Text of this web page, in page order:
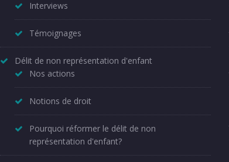
Interviews
Témoignages
Délit de non représentation d'enfant
Nos actions
Notions de droit
Pourquoi réformer le délit de non
représentation d'enfant?